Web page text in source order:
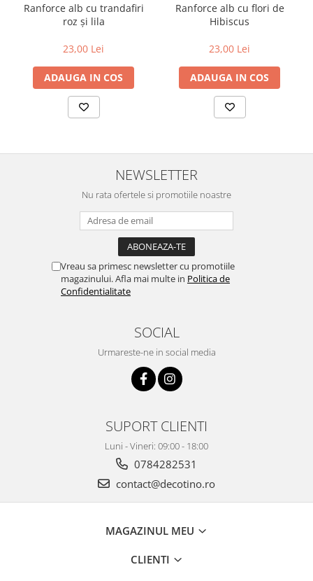
Ranforce alb cu trandafiri
roz și lila
23,00 Lei
ADAUGA IN COS
Ranforce alb cu flori de
Hibiscus
23,00 Lei
ADAUGA IN COS
NEWSLETTER
Nu rata ofertele si promotiile noastre
Vreau sa primesc newsletter cu promotiile
magazinului. Afla mai multe in Politica de
Confidentialitate
SOCIAL
Urmareste-ne in social media
SUPORT CLIENTI
Luni - Vineri: 09:00 - 18:00
0784282531
contact@decotino.ro
MAGAZINUL MEU
CLIENTI